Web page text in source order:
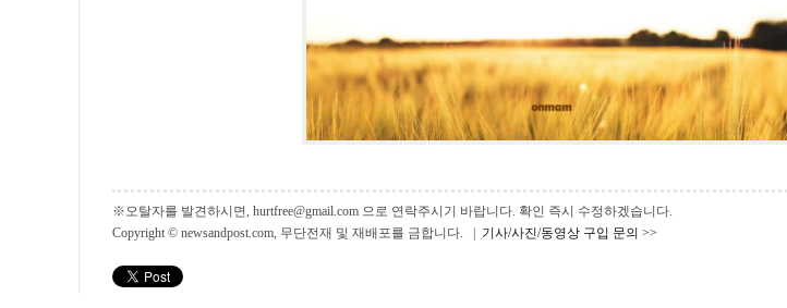
※오탈자를 발견하시면, hurtfree@gmail.com 으로 연락주시기 바랍니다. 확인 즉시 수정하겠습니다.
Copyright © newsandpost.com, 무단전재 및 재배포를 금합니다. | 기사/사진/동영상 구입 문의 >>